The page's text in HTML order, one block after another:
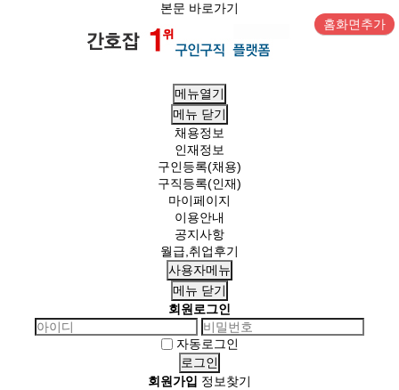
본문 바로가기
홈화면추가
메뉴열기
메뉴 닫기
채용정보
인재정보
구인등록(채용)
구직등록(인재)
마이페이지
이용안내
공지사항
월급,취업후기
사용자메뉴
메뉴 닫기
회원로그인
자동로그인
회원가입 정보찾기